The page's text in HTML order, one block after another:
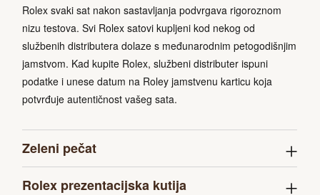
Rolex svaki sat nakon sastavljanja podvrgava rigoroznom
nizu testova. Svi Rolex satovi kupljeni kod nekog od
službenih distributera dolaze s međunarodnim petogodišnjim
jamstvom. Kad kupite Rolex, službeni distributer ispuni
podatke i unese datum na Roley jamstvenu karticu koja
potvrđuje autentičnost vašeg sata.
Zeleni pečat
Rolex prezentacijska kutija